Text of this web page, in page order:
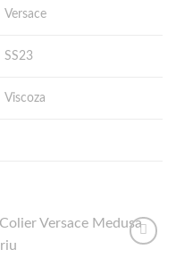
Versace
SS23
Viscoza